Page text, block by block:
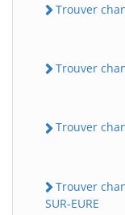
Trouver
Trouver
Trouver
Trouver
SUR-EURE